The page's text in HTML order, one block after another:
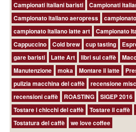
Campionati italiani baristi
Campionati
Campionato italiano aeropress
campionato italiano latte art
Campionato
Cappuccino
Cold brew cup tasting
gare baristi
Latte Art libri sul caffè
Manutenzione
moka Montare il latte
pulizia macchina del caffè
recensione
recensioni caffè
ROASTING SIGEP 2016
Tostare i chicchi del caffè
Tostare il caffè
Tostatura del caffè
we love coffee